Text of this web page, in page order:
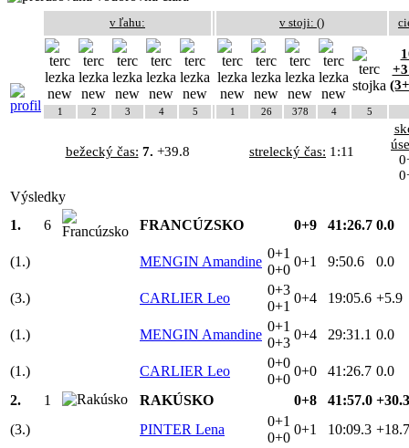
v ľahu: v stoji: ()
1 2 3 4 5 1 26 378 4 5
bežecký čas: 7. +39.8 strelecký čas: 1:11
Výsledky
1.
6 FRANCÚZSKO 0+9 41:26.7 0.0
(1.) MENGIN Amandine
0+1
0+0
0+1 9:50.6 0.0
(3.) CARLIER Leo
0+3
0+1
0+4 19:05.6 +5.9
(1.) MENGIN Amandine
0+1
0+3
0+4 29:31.1 0.0
(1.) CARLIER Leo
0+0
0+0
0+0 41:26.7 0.0
2.
1 RAKÚSKO 0+8 41:57.0 +30.3
(3.)
PINTER Lena
0+1
0+0
0+1 10:09.3 +18.7